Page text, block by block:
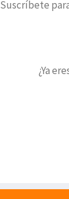
Suscríbete
¿Ya